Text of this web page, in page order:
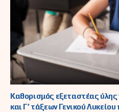
Καθορισμός εξεταστέας ύλης
και Γ’ τάξεων Γενικού